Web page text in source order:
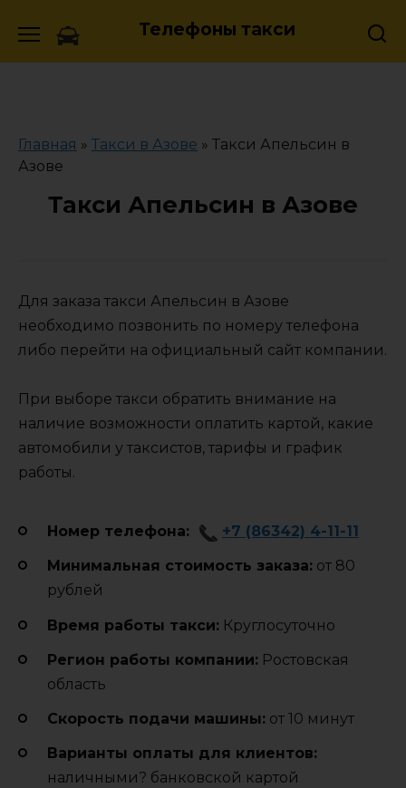
Телефоны такси
Главная » Такси в Азове » Такси Апельсин в
Азове
Такси Апельсин в Азове
Для заказа такси Апельсин в Азове
необходимо позвонить по номеру телефона
либо перейти на официальный сайт компании.
При выборе такси обратить внимание на
наличие возможности оплатить картой, какие
автомобили у таксистов, тарифы и график
работы.
Номер телефона: +7 (86342) 4-11-11
Минимальная стоимость заказа: от 80
рублей
Время работы такси: Круглосуточно
Регион работы компании: Ростовская
область
Cкорость подачи машины: от 10 минут
Варианты оплаты для клиентов:
наличными? банковской картой